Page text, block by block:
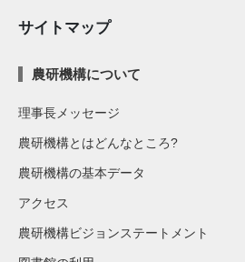
サイトマップ
農研機構について
理事長メッセージ
農研機構とはどんなところ?
農研機構の基本データ
アクセス
農研機構ビジョンステートメント